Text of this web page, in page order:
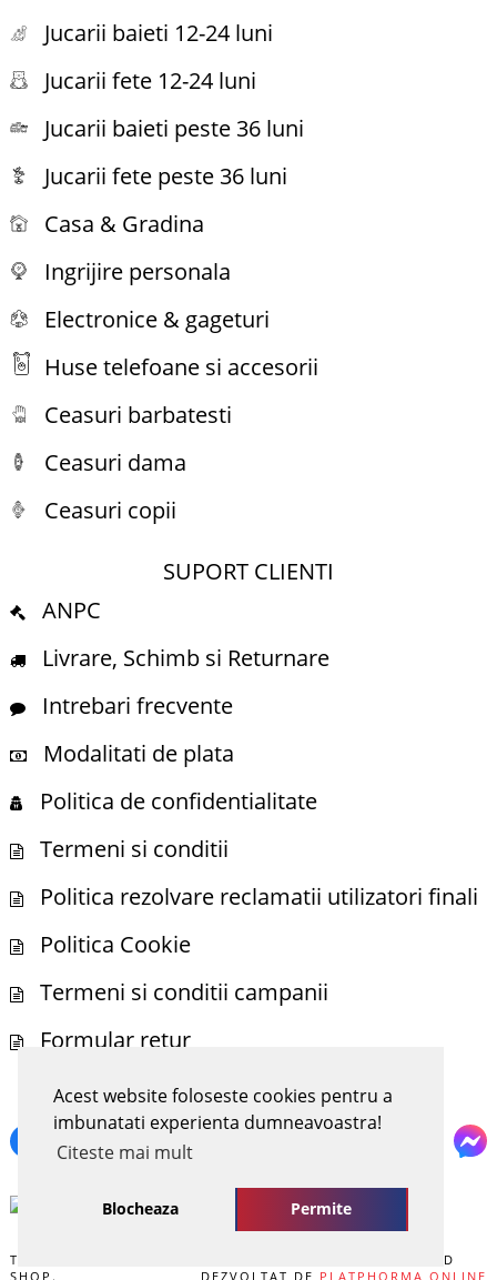
Acest website foloseste cookies pentru a
imbunatati experienta dumneavoastra!
Citeste mai mult
Blocheaza Permite
Jucarii baieti 12-24 luni
Jucarii fete 12-24 luni
Jucarii baieti peste 36 luni
Jucarii fete peste 36 luni
Casa & Gradina
Ingrijire personala
Electronice & gageturi
Huse telefoane si accesorii
Ceasuri barbatesti
Ceasuri dama
Ceasuri copii
SUPORT CLIENTI
ANPC
Livrare, Schimb si Returnare
Intrebari frecvente
Modalitati de plata
Politica de confidentialitate
Termeni si conditii
Politica rezolvare reclamatii utilizatori finali
Politica Cookie
Termeni si conditii campanii
Formular retur
NE POTI GASI SI PE
TOATE DREPTURILE REZERVATE. COPYRIGHT © 2026 BOND
SHOP.
DEZVOLTAT DE PLATPHORMA ONLINE